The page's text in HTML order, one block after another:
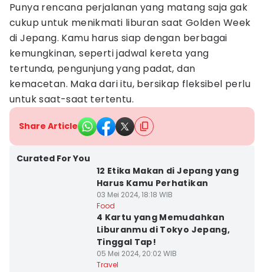
Punya rencana perjalanan yang matang saja gak
cukup untuk menikmati liburan saat Golden Week
di Jepang. Kamu harus siap dengan berbagai
kemungkinan, seperti jadwal kereta yang
tertunda, pengunjung yang padat, dan
kemacetan. Maka dari itu, bersikap fleksibel perlu
untuk saat-saat tertentu.
Share Article
Curated For You
12 Etika Makan di Jepang yang
Harus Kamu Perhatikan
03 Mei 2024, 18:18 WIB
Food
4 Kartu yang Memudahkan
Liburanmu di Tokyo Jepang,
Tinggal Tap!
05 Mei 2024, 20:02 WIB
Travel